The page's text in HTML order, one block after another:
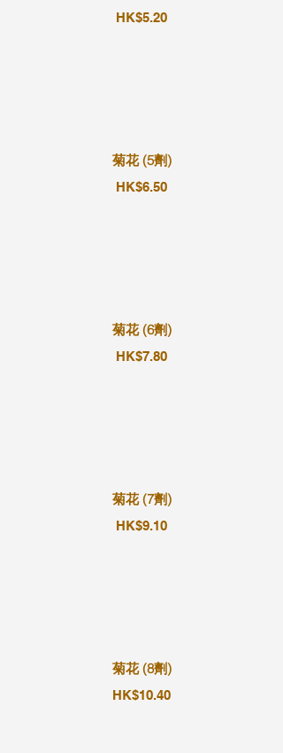
HK$5.20
菊花 (5劑)
HK$6.50
菊花 (6劑)
HK$7.80
菊花 (7劑)
HK$9.10
菊花 (8劑)
HK$10.40